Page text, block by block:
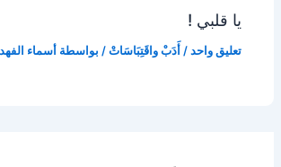
يا قلبي !
تعليق واحد /أَدَبْ واقَتِبَاسَاتْ / بواسطة أسماء الفهد